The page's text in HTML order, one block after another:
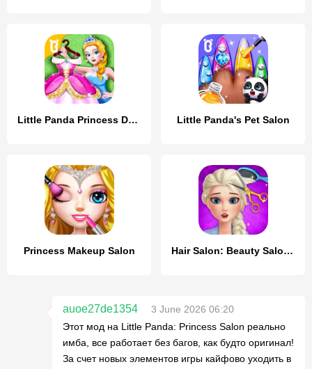
Little Panda Princess Dressup Little Panda's Pet Salon
Princess Makeup Salon Hair Salon: Beauty Salon Game
auoe27de1354
3 June 2026 06:20
Этот мод на Little Panda: Princess Salon реально
имба, все работает без багов, как будто оригинал!
За счет новых элементов игры кайфово уходить в